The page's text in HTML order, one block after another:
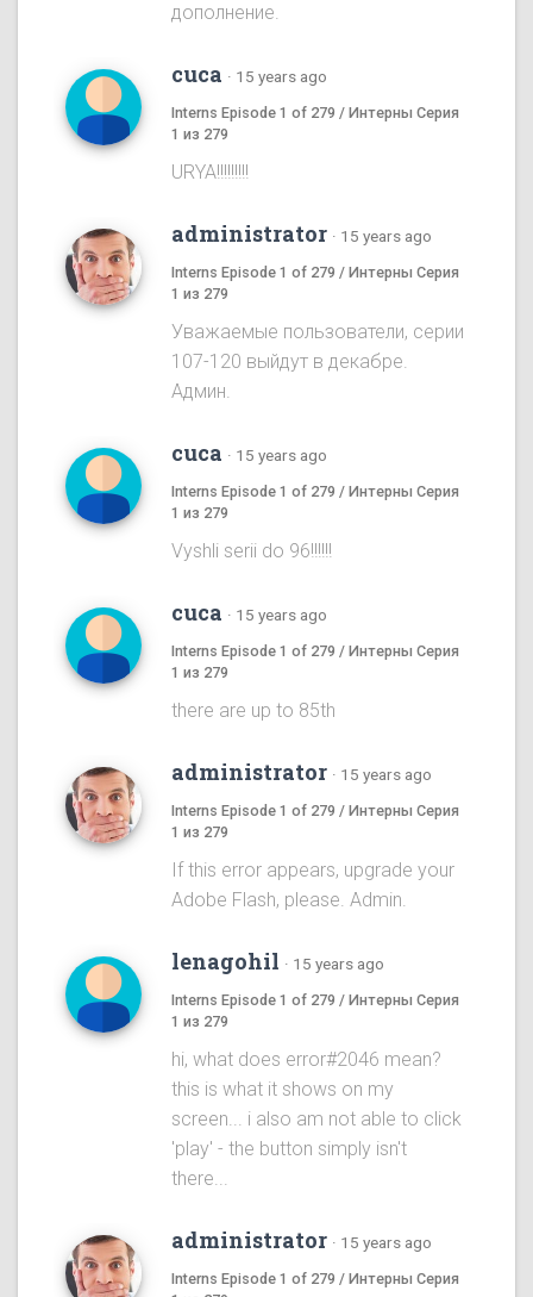
дополнение.
cuca · 15 years ago
Interns Episode 1 of 279 / Интерны Серия
1 из 279
URYA!!!!!!!!!
administrator · 15 years ago
Interns Episode 1 of 279 / Интерны Серия
1 из 279
Уважаемые пользователи, серии
107-120 выйдут в декабре.
Админ.
cuca · 15 years ago
Interns Episode 1 of 279 / Интерны Серия
1 из 279
Vyshli serii do 96!!!!!!
cuca · 15 years ago
Interns Episode 1 of 279 / Интерны Серия
1 из 279
there are up to 85th
administrator · 15 years ago
Interns Episode 1 of 279 / Интерны Серия
1 из 279
If this error appears, upgrade your
Adobe Flash, please. Admin.
lenagohil · 15 years ago
Interns Episode 1 of 279 / Интерны Серия
1 из 279
hi, what does error#2046 mean?
this is what it shows on my
screen... i also am not able to click
'play' - the button simply isn't
there...
administrator · 15 years ago
Interns Episode 1 of 279 / Интерны Серия